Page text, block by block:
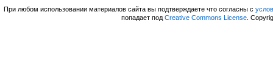
При любом использовании материалов сайта вы подтверждаете что согласны с
попадает под Creative Commons License.